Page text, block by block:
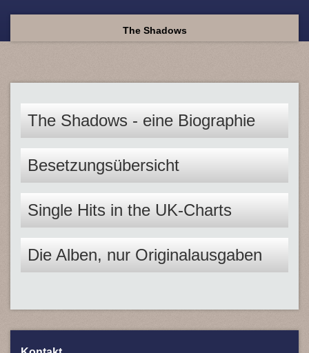
The Shadows
The Shadows - eine Biographie
Besetzungsübersicht
Single Hits in the UK-Charts
Die Alben, nur Originalausgaben